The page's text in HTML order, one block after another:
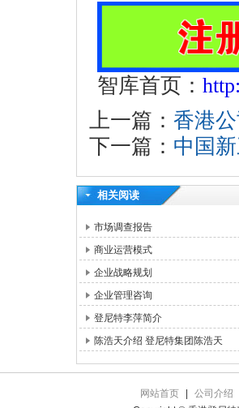
智库首页：
上一篇： 香港
下一篇： 中国
相关阅读
市场调查报告
商业运营模式
企业战略规划
企业管理咨询
登尼特李萍简介
陈浩天介绍 登尼特集团陈浩天
网站首页
公司介绍